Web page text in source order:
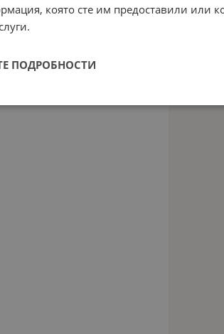
която сте им предоставили или
ПОДРОБНОСТИ